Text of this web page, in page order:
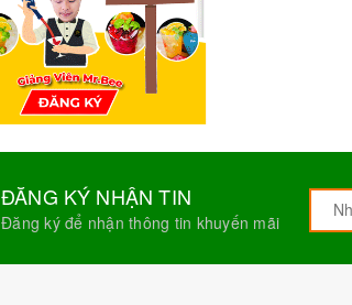
ĐĂNG KÝ NHẬN TIN
Đăng ký để nhận thông tin khuyến mãi